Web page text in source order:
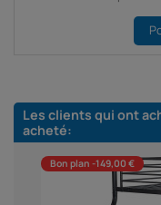
Les clients qui ont
acheté:
Bon plan -149,00 €